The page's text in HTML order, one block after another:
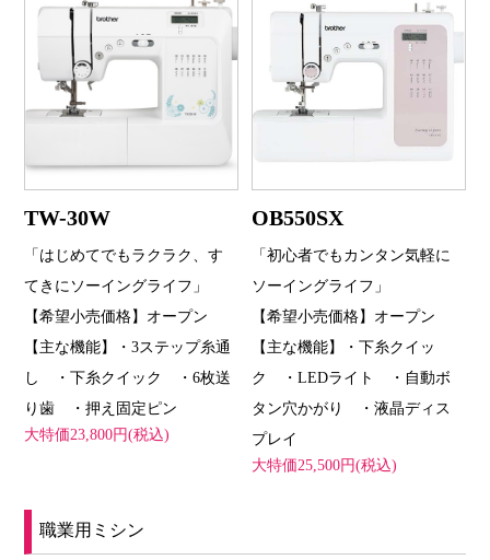
TW-30W
「はじめてでもラクラク、す
てきにソーイングライフ」
【希望小売価格】オープン
【主な機能】・3ステップ糸通
し ・下糸クイック ・6枚送
り歯 ・押え固定ピン
大特価23,800円(税込)
OB550SX
「初心者でもカンタン気軽に
ソーイングライフ」
【希望小売価格】オープン
【主な機能】・下糸クイッ
ク ・LEDライト ・自動ボ
タン穴かがり ・液晶ディス
プレイ
大特価25,500円(税込)
職業用ミシン